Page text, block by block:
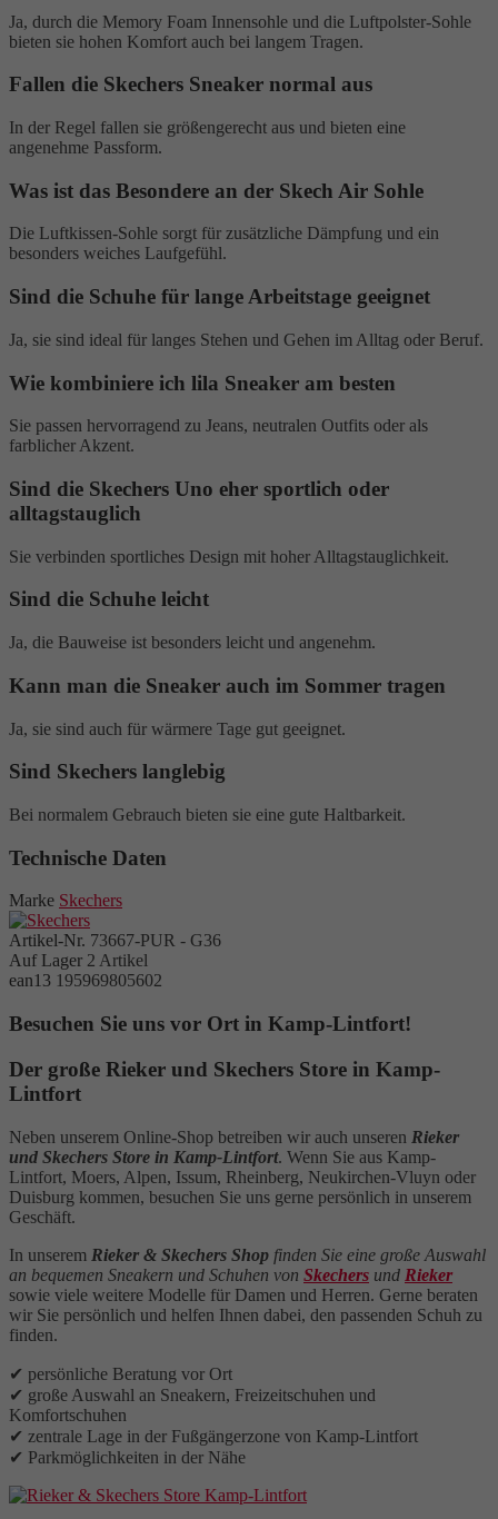
Ja, durch die Memory Foam Innensohle und die Luftpolster-Sohle
bieten sie hohen Komfort auch bei langem Tragen.
Fallen die Skechers Sneaker normal aus
In der Regel fallen sie größengerecht aus und bieten eine
angenehme Passform.
Was ist das Besondere an der Skech Air Sohle
Die Luftkissen-Sohle sorgt für zusätzliche Dämpfung und ein
besonders weiches Laufgefühl.
Sind die Schuhe für lange Arbeitstage geeignet
Ja, sie sind ideal für langes Stehen und Gehen im Alltag oder Beruf.
Wie kombiniere ich lila Sneaker am besten
Sie passen hervorragend zu Jeans, neutralen Outfits oder als
farblicher Akzent.
Sind die Skechers Uno eher sportlich oder
alltagstauglich
Sie verbinden sportliches Design mit hoher Alltagstauglichkeit.
Sind die Schuhe leicht
Ja, die Bauweise ist besonders leicht und angenehm.
Kann man die Sneaker auch im Sommer tragen
Ja, sie sind auch für wärmere Tage gut geeignet.
Sind Skechers langlebig
Bei normalem Gebrauch bieten sie eine gute Haltbarkeit.
Technische Daten
Marke Skechers
Artikel-Nr. 73667-PUR - G36
Auf Lager 2 Artikel
ean13 195969805602
Besuchen Sie uns vor Ort in Kamp-Lintfort!
Der große Rieker und Skechers Store in Kamp-
Lintfort
Neben unserem Online-Shop betreiben wir auch unseren Rieker
und Skechers Store in Kamp-Lintfort. Wenn Sie aus Kamp-
Lintfort, Moers, Alpen, Issum, Rheinberg, Neukirchen-Vluyn oder
Duisburg kommen, besuchen Sie uns gerne persönlich in unserem
Geschäft.
In unserem Rieker & Skechers Shop finden Sie eine große Auswahl
an bequemen Sneakern und Schuhen von Skechers und Rieker
sowie viele weitere Modelle für Damen und Herren. Gerne beraten
wir Sie persönlich und helfen Ihnen dabei, den passenden Schuh zu
finden.
✔ persönliche Beratung vor Ort
✔ große Auswahl an Sneakern, Freizeitschuhen und
Komfortschuhen
✔ zentrale Lage in der Fußgängerzone von Kamp-Lintfort
✔ Parkmöglichkeiten in der Nähe